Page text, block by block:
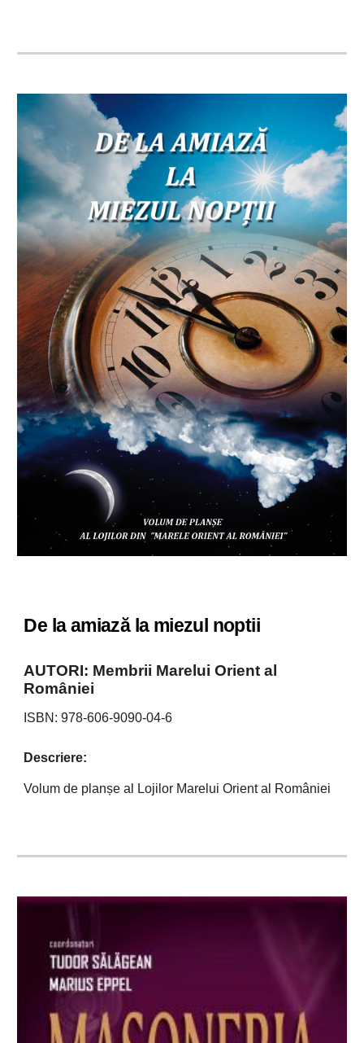
De la amiază la miezul noptii
AUTORI: Membrii Marelui Orient al
României
ISBN: 978-606-9090-04-6
Descriere:
Volum de planșe al Lojilor Marelui Orient al României